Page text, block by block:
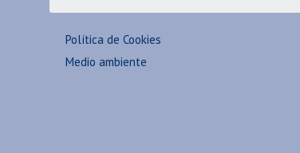
Política de Cookies
Medio ambiente